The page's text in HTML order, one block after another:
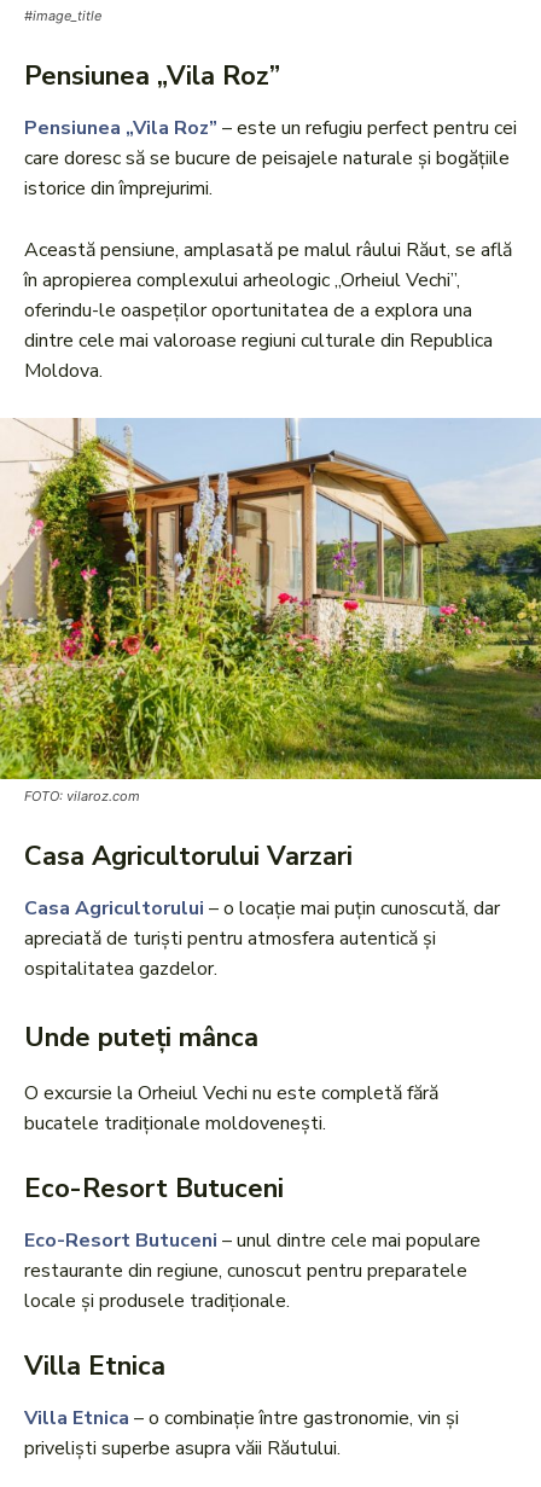
#image_title
Pensiunea „Vila Roz”
Pensiunea „Vila Roz” – este un refugiu perfect pentru cei
care doresc să se bucure de peisajele naturale și bogățiile
istorice din împrejurimi.
Această pensiune, amplasată pe malul râului Răut, se află
în apropierea complexului arheologic „Orheiul Vechi”,
oferindu-le oaspeților oportunitatea de a explora una
dintre cele mai valoroase regiuni culturale din Republica
Moldova.
FOTO: vilaroz.com
Casa Agricultorului Varzari
Casa Agricultorului – o locație mai puțin cunoscută, dar
apreciată de turiști pentru atmosfera autentică și
ospitalitatea gazdelor.
Unde puteți mânca
O excursie la Orheiul Vechi nu este completă fără
bucatele tradiționale moldovenești.
Eco-Resort Butuceni
Eco-Resort Butuceni – unul dintre cele mai populare
restaurante din regiune, cunoscut pentru preparatele
locale și produsele tradiționale.
Villa Etnica
Villa Etnica – o combinație între gastronomie, vin și
priveliști superbe asupra văii Răutului.